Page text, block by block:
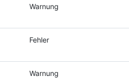
Warnung
Fehler
Warnung